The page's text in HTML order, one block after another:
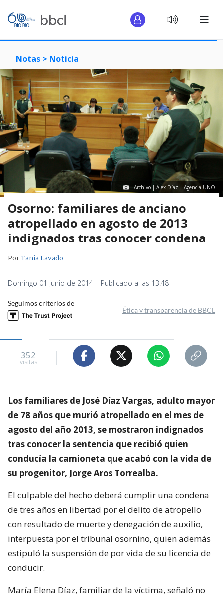
Notas > Noticia
Archivo | Alex Díaz | Agencia UNO
Osorno: familiares de anciano
atropellado en agosto de 2013
indignados tras conocer condena
PorTania Lavado
Domingo 01 junio de 2014 | Publicado a las 13:48
Seguimos criterios de
Ética y transparencia de BBCL
352
visitas
Los familiares de José Díaz Vargas, adulto mayor
de 78 años que murió atropellado en el mes de
agosto del año 2013, se mostraron indignados
tras conocer la sentencia que recibió quien
conducía la camioneta que acabó con la vida de
su progenitor, Jorge Aros Torrealba.
El culpable del hecho deberá cumplir una condena
de tres años en libertad por el delito de atropello
con resultado de muerte y denegación de auxilio,
interpuesta por el tribunal osornino, quien además
estipuló la suspensión de por vida de su licencia de
conducir.
María Elena Díaz, familiar de la víctima, señaló no